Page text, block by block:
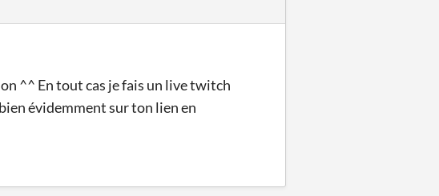
^^ En tout cas je fais un live twitch
évidemment sur ton lien en